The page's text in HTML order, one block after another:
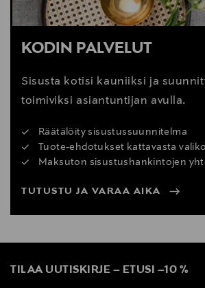
KODIN PALVELUT
Sisusta kotisi kauniiksi ja
toimiviksi asiantuntijan avulla.
Räätälöity sisustussuunnitelma
Tuote-ehdotukset kattavasta
Maksuton sisustushankintojen
TUTUSTU JA VARAA AIKA
TILAA UUTISKIRJE – ETUSI –10 %